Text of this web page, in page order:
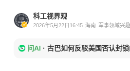
科工视界观
2026年5月22日16:45 海南 军事领域兴
问AI · 古巴如何反驳美国否认封锁